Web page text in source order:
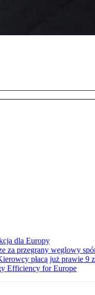
dla Europy
za przegrany węglowy
płacą już prawie 9
Efficiency for Europe